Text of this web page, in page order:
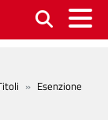
Esenzione